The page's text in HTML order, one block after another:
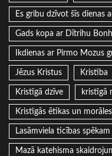
Es gribu dzīvot šīs dienas
Gads kopa ar Dītrihu
Ikdienas ar Pirmo Mozus
Jēzus Kristus Kristība
Kristīgā dzīve kristīgā
Kristīgās ētikas un
Lasāmviela ticības spēkam
Mazā katehisma